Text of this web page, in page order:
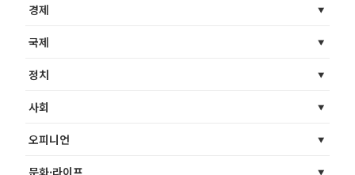
경제
국제
정치
사회
오피니언
문화·라이프